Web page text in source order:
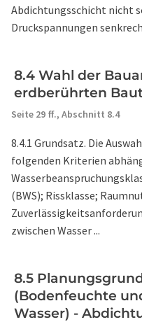
Abdichtungsschicht nicht
Druckspannungen
8.4 Wahl der
erdberührten
Seite 29 ff., Abschnitt 8.4
8.4.1 Grundsatz. Die
folgenden Kriterien
(BWS); Rissklasse;
zwischen Wasser ...
8.5
(Bodenfeuchte
Wasser) -